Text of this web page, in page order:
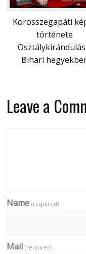
Körösszegapáti
története
Bihari
Leave a
Name(required)
Mail(required)